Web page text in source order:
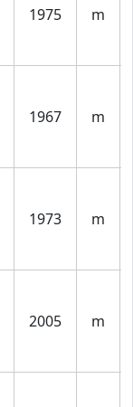
1975 m
1967 m
1973 m
2005 m